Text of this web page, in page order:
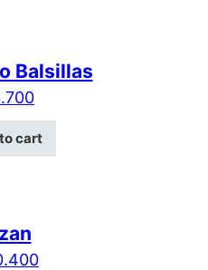
Balsillas
cart